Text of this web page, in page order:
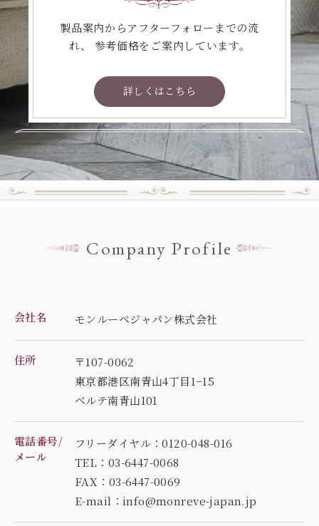
製品案内からアフターフォローまでの流
れ、
参考価格をご案内しています。
詳しくはこちら
Company Profile
会社名 モンルーベジャパン株式会社
住所
〒107-0062
東京都港区南青山4丁目1−15
ベルテ南青山101
電話番号/
メール
フリーダイヤル：0120-048-016
TEL：03-6447-0068
FAX：03-6447-0069
E-mail：info@monreve-japan.jp